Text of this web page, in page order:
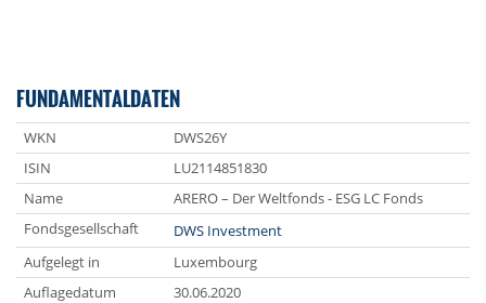
FUNDAMENTALDATEN
WKN
DWS26Y
ISIN
LU2114851830
Name
ARERO – Der Weltfonds - ESG LC Fonds
Fondsgesellschaft
DWS Investment
Aufgelegt in
Luxembourg
Auflagedatum
30.06.2020